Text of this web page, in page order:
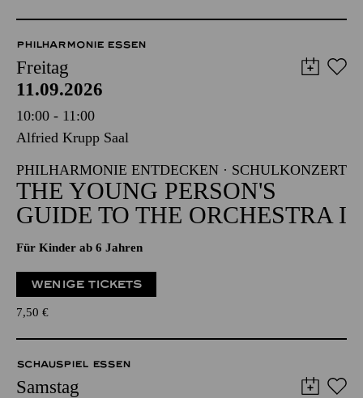
PHILHARMONIE ESSEN
Freitag
11.09.2026
10:00 - 11:00
Alfried Krupp Saal
PHILHARMONIE ENTDECKEN · SCHULKONZERT
THE YOUNG PERSON'S
GUIDE TO THE ORCHESTRA I
Für Kinder ab 6 Jahren
WENIGE TICKETS
7,50 €
SCHAUSPIEL ESSEN
Samstag